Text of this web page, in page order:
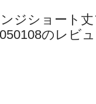
ジショート
のレビ